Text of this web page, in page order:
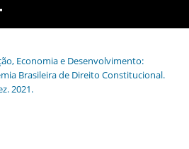
Economia e Desenvolvimento:
Brasileira de Direito Constitucional.
2021.